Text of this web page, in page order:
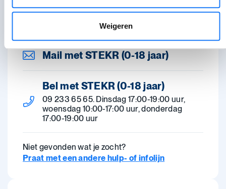
Weigeren
Dinsdag: 17:00-19:00 uur, woensdag: 10:00-
17:00 uur, donderdag: 17:00-19:00 uur. Via
het chat-icoon rechtsonder.
Mail met STEKR (0-18 jaar)
Bel met STEKR (0-18 jaar)
09 233 65 65. Dinsdag 17:00-19:00 uur,
woensdag 10:00-17:00 uur, donderdag
17:00-19:00 uur
Niet gevonden wat je zocht?
Praat met een andere hulp- of infolijn